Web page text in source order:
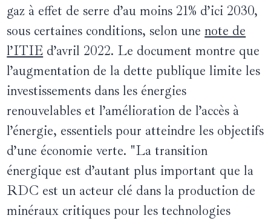
gaz à effet de serre d’au moins 21% d’ici 2030,
sous certaines conditions, selon unenote de
l’ITIE d’avril 2022. Le document montre que
l’augmentation de la dette publique limite les
investissements dans les énergies
renouvelables et l’amélioration de l’accès à
l’énergie, essentiels pour atteindre les objectifs
d’une économie verte. "La transition
énergique est d’autant plus important que la
RDC est un acteur clé dans la production de
minéraux critiques pour les technologies